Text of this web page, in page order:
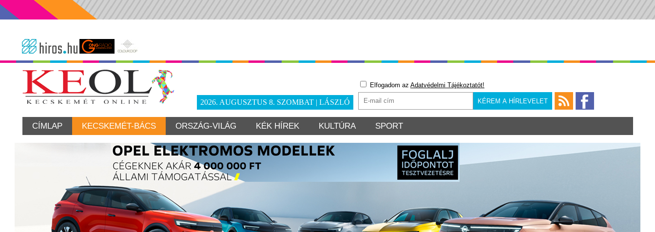
2026. AUGUSZTUS 8. SZOMBAT | LÁSZLÓ
Elfogadom az Adatvédelmi Tájékoztatót!
CÍMLAP KECSKEMÉT-BÁCS ORSZÁG-VILÁG KÉK HÍREK KULTÚRA SPORT